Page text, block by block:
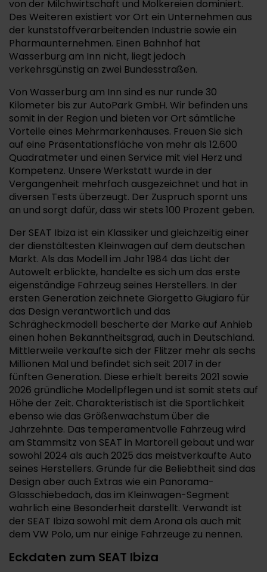
von der Milchwirtschaft und Molkereien dominiert.
Des Weiteren existiert vor Ort ein Unternehmen aus
der kunststoffverarbeitenden Industrie sowie ein
Pharmaunternehmen. Einen Bahnhof hat
Wasserburg am Inn nicht, liegt jedoch
verkehrsgünstig an zwei Bundesstraßen.
Von Wasserburg am Inn sind es nur runde 30
Kilometer bis zur AutoPark GmbH. Wir befinden uns
somit in der Region und bieten vor Ort sämtliche
Vorteile eines Mehrmarkenhauses. Freuen Sie sich
auf eine Präsentationsfläche von mehr als 12.600
Quadratmeter und einen Service mit viel Herz und
Kompetenz. Unsere Werkstatt wurde in der
Vergangenheit mehrfach ausgezeichnet und hat in
diversen Tests überzeugt. Der Zuspruch spornt uns
an und sorgt dafür, dass wir stets 100 Prozent geben.
Der SEAT Ibiza ist ein Klassiker und gleichzeitig einer
der dienstältesten Kleinwagen auf dem deutschen
Markt. Als das Modell im Jahr 1984 das Licht der
Autowelt erblickte, handelte es sich um das erste
eigenständige Fahrzeug seines Herstellers. In der
ersten Generation zeichnete Giorgetto Giugiaro für
das Design verantwortlich und das
Schrägheckmodell bescherte der Marke auf Anhieb
einen hohen Bekanntheitsgrad, auch in Deutschland.
Mittlerweile verkaufte sich der Flitzer mehr als sechs
Millionen Mal und befindet sich seit 2017 in der
fünften Generation. Diese erhielt bereits 2021 sowie
2026 gründliche Modellpflegen und ist somit stets auf
Höhe der Zeit. Charakteristisch ist die Sportlichkeit
ebenso wie das Größenwachstum über die
Jahrzehnte. Das temperamentvolle Fahrzeug wird
am Stammsitz von SEAT in Martorell gebaut und war
sowohl 2024 als auch 2025 das meistverkaufte Auto
seines Herstellers. Gründe für die Beliebtheit sind das
Design aber auch Extras wie ein Panorama-
Glasschiebedach, das im Kleinwagen-Segment
wahrlich eine Besonderheit darstellt. Verwandt ist
der SEAT Ibiza sowohl mit dem Arona als auch mit
dem VW Polo, um nur einige Fahrzeuge zu nennen.
Eckdaten zum SEAT Ibiza